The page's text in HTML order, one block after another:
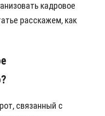
кадровое
расскажем, как
связанный с